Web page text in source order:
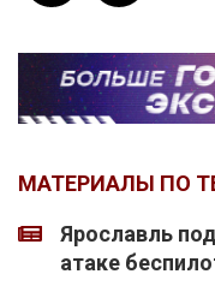
МАТЕРИАЛЫ ПО
Ярославль
атаке